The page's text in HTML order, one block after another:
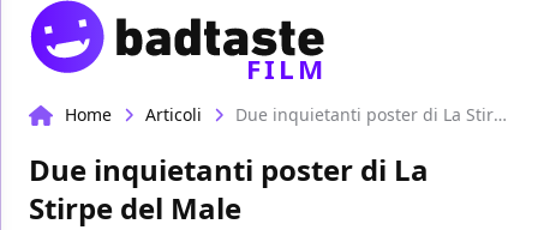
FILM
Home Articoli Due inquietanti poster di La Stirpe del Male
Due inquietanti poster di La
Stirpe del Male